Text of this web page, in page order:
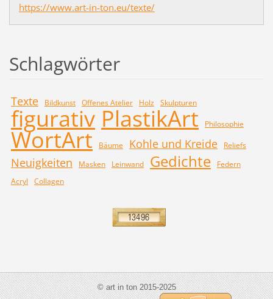
https://www.art-in-ton.eu/texte/
Schlagwörter
Texte Bildkunst Offenes Atelier Holz Skulpturen
figurativ PlastikArt Philosophie
WortArt Bäume Kohle und Kreide Reliefs
Neuigkeiten Masken Leinwand Gedichte
Federn
Acryl
Collagen
© art in ton 2015-2025